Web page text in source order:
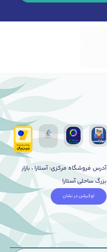
آدرس فروشگاه مرکزی: آستارا ، بازار
بزرگ ساحلی آستارا
لوکیشن در نشان